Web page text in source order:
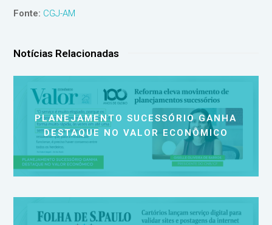
Fonte: CGJ-AM
Notícias Relacionadas
PLANEJAMENTO SUCESSÓRIO GANHA
DESTAQUE NO VALOR ECONÔMICO